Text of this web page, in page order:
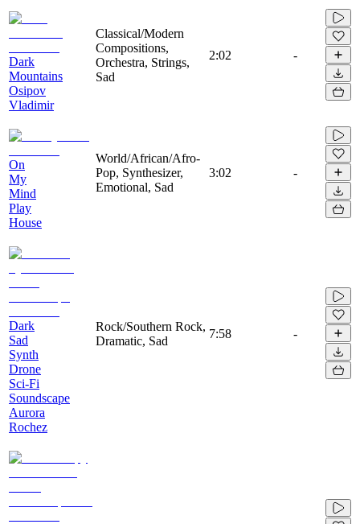
Dark
Mountains
Osipov
Vladimir
Classical/Modern
Compositions,
Orchestra, Strings,
Sad
2:02 -
On
My
Mind
Play
House
World/African/Afro-
Pop, Synthesizer,
Emotional, Sad
3:02 -
Dark
Sad
Synth
Drone
Sci-Fi
Soundscape
Aurora
Rochez
Rock/Southern Rock,
Dramatic, Sad
7:58 -